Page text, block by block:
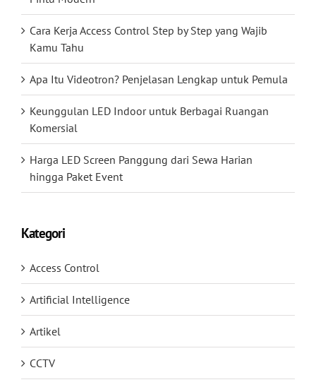
Cara Kerja Access Control Step by Step yang Wajib
Kamu Tahu
Apa Itu Videotron? Penjelasan Lengkap untuk Pemula
Keunggulan LED Indoor untuk Berbagai Ruangan
Komersial
Harga LED Screen Panggung dari Sewa Harian
hingga Paket Event
Kategori
Access Control
Artificial Intelligence
Artikel
CCTV